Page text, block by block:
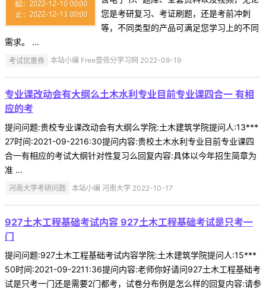
您是考研复习、考证刷题，还是考前冲刺
等，不同类型的产品可满足您学习上的不同
需求。 ...
考试优惠券 本站小编 Free壹佰分学习网 2022-09-19
专业课改动会有大纲么土木水利专业目前专业课四合一 有相
应的考
提问问题:贵校专业课改动会有大纲么学院:土木建筑学院提问人:13***
27时间:2021-09-2216:30提问内容:贵校土木水利专业目前专业课四
合一有相应的考试大纲针对性复习么回复内容:具体以今年招生简章为
准 ...
河南大学考研问题 本站小编 河南大学 2022-10-17
927土木工程基础考试内容 927土木工程基础考试是只考一
门
提问问题:927土木工程基础考试内容学院:土木建筑学院提问人:15***
50时间:2021-09-2211:36提问内容:老师你好请问927土木工程基础考
试是只考一门还是需要2门都考，试卷分布例是怎么样的回复内容:请参